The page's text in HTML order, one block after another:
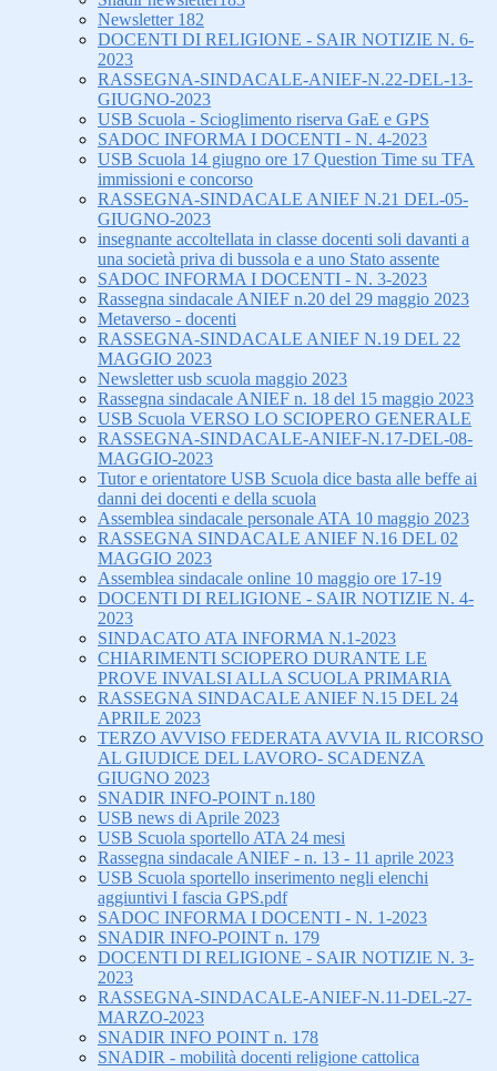
Newsletter 182
DOCENTI DI RELIGIONE - SAIR NOTIZIE N. 6-
2023
RASSEGNA-SINDACALE-ANIEF-N.22-DEL-13-
GIUGNO-2023
USB Scuola - Scioglimento riserva GaE e GPS
SADOC INFORMA I DOCENTI - N. 4-2023
USB Scuola 14 giugno ore 17 Question Time su TFA
immissioni e concorso
RASSEGNA-SINDACALE ANIEF N.21 DEL-05-
GIUGNO-2023
insegnante accoltellata in classe docenti soli davanti a
una società priva di bussola e a uno Stato assente
SADOC INFORMA I DOCENTI - N. 3-2023
Rassegna sindacale ANIEF n.20 del 29 maggio 2023
Metaverso - docenti
RASSEGNA-SINDACALE ANIEF N.19 DEL 22
MAGGIO 2023
Newsletter usb scuola maggio 2023
Rassegna sindacale ANIEF n. 18 del 15 maggio 2023
USB Scuola VERSO LO SCIOPERO GENERALE
RASSEGNA-SINDACALE-ANIEF-N.17-DEL-08-
MAGGIO-2023
Tutor e orientatore USB Scuola dice basta alle beffe ai
danni dei docenti e della scuola
Assemblea sindacale personale ATA 10 maggio 2023
RASSEGNA SINDACALE ANIEF N.16 DEL 02
MAGGIO 2023
Assemblea sindacale online 10 maggio ore 17-19
DOCENTI DI RELIGIONE - SAIR NOTIZIE N. 4-
2023
SINDACATO ATA INFORMA N.1-2023
CHIARIMENTI SCIOPERO DURANTE LE
PROVE INVALSI ALLA SCUOLA PRIMARIA
RASSEGNA SINDACALE ANIEF N.15 DEL 24
APRILE 2023
TERZO AVVISO FEDERATA AVVIA IL RICORSO
AL GIUDICE DEL LAVORO- SCADENZA
GIUGNO 2023
SNADIR INFO-POINT n.180
USB news di Aprile 2023
USB Scuola sportello ATA 24 mesi
Rassegna sindacale ANIEF - n. 13 - 11 aprile 2023
USB Scuola sportello inserimento negli elenchi
aggiuntivi I fascia GPS.pdf
SADOC INFORMA I DOCENTI - N. 1-2023
SNADIR INFO-POINT n. 179
DOCENTI DI RELIGIONE - SAIR NOTIZIE N. 3-
2023
RASSEGNA-SINDACALE-ANIEF-N.11-DEL-27-
MARZO-2023
SNADIR INFO POINT n. 178
SNADIR - mobilità docenti religione cattolica